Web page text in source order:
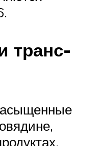
транс-